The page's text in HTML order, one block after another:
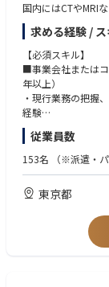
■CSIRTに関する体
・インシデント対
・インシデントの
ロセス整備
・重大度区分、判
・システム・開発
・インシデント対
・訓練・演習の企
・発生事象や訓練
■SOCに関する体
・セキュリティ監
・アラートの受付
・監視結果や対応
■仕組みをつくるだ
規程、組織図、会
務で使われている
求めています。
■リスク管理と事
リスクをゼロにす
実現可能性を踏ま
す。
■技術と組織の両
セキュリティ製品
ス、組織、役割、
国内にはCTやMRI
用画像を診断でき
適切な診断が迅速
た、地域によって
や遠隔画像診断は
当社は1日あたり
の画像診断拠点と
います。
「世界の医療を支
り支えるため、AI
業界に貢献し続けて
IT企画・業務改革
求める経験 /
【必須スキル】
■事業会社または
年以上）
・現行業務の把握
経験
・複数部門または
的に推進したご経験
・業務要件をシス
・四年制大学卒業以
・全社または複数
従業員数
153名 （※派遣・
東京都